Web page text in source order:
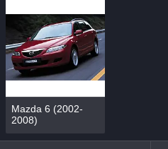
Mazda 6 (2002-
2008)